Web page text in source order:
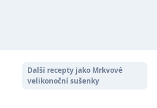
Další recepty jako Mrkvové
velikonoční sušenky